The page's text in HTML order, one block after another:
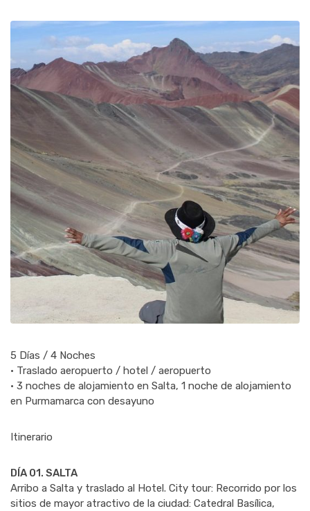
5 Días / 4 Noches
• Traslado aeropuerto / hotel / aeropuerto
• 3 noches de alojamiento en Salta, 1 noche de alojamiento
en Purmamarca con desayuno
Itinerario
DÍA 01. SALTA
Arribo a Salta y traslado al Hotel. City tour: Recorrido por los
sitios de mayor atractivo de la ciudad: Catedral Basílica,